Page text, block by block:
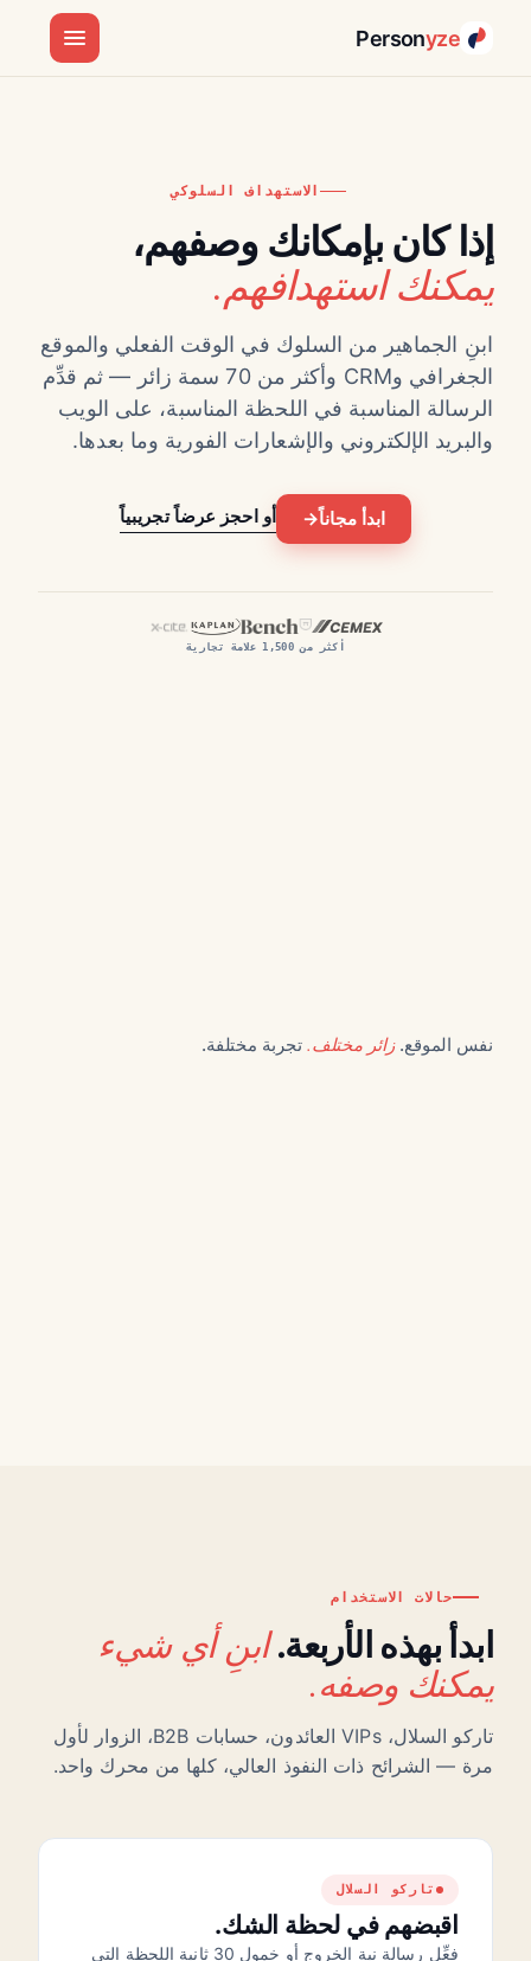
Personyze
الاستهداف السلوكي
إذا كان بإمكانك وصفهم،
يمكنك استهدافهم.
ابنِ الجماهير من السلوك في الوقت الفعلي والموقع
الجغرافي وCRM وأكثر من 70 سمة زائر — ثم قدِّم
الرسالة المناسبة في اللحظة المناسبة، على الويب
والبريد الإلكتروني والإشعارات الفورية وما بعدها.
ابدأ مجاناً→ أو احجز عرضاً تجريبياً
أكثر من 1,500 علامة تجارية
نفس الموقع.زائر مختلف. تجربة مختلفة.
حالات الاستخدام
ابدأ بهذه الأربعة.ابنِ أي شيء
يمكنك وصفه.
تاركو السلال، VIPs العائدون، حسابات B2B، الزوار لأول
مرة — الشرائح ذات النفوذ العالي، كلها من محرك واحد.
تاركو السلال
اقبضهم في لحظة الشك.
فعِّل رسالة نية الخروج أو خمول 30 ثانية اللحظة التي